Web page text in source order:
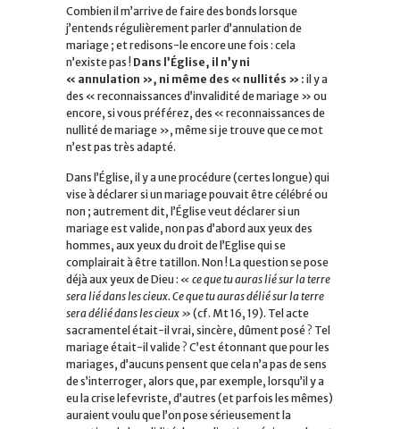
Combien il m’arrive de faire des bonds lorsque
j’entends régulièrement parler d’annulation de
mariage ; et redisons-le encore une fois : cela
n’existe pas ! Dans l’Église, il n’y ni
« annulation », ni même des « nullités » : il y a
des « reconnaissances d’invalidité de mariage » ou
encore, si vous préférez, des « reconnaissances de
nullité de mariage », même si je trouve que ce mot
n’est pas très adapté.
Dans l’Église, il y a une procédure (certes longue) qui
vise à déclarer si un mariage pouvait être célébré ou
non ; autrement dit, l’Église veut déclarer si un
mariage est valide, non pas d’abord aux yeux des
hommes, aux yeux du droit de l’Eglise qui se
complairait à être tatillon. Non ! La question se pose
déjà aux yeux de Dieu : « ce que tu auras lié sur la terre
sera lié dans les cieux. Ce que tu auras délié sur la terre
sera délié dans les cieux » (cf. Mt 16, 19). Tel acte
sacramentel était-il vrai, sincère, dûment posé ? Tel
mariage était-il valide ? C’est étonnant que pour les
mariages, d’aucuns pensent que cela n’a pas de sens
de s’interroger, alors que, par exemple, lorsqu’il y a
eu la crise lefevriste, d’autres (et parfois les mêmes)
auraient voulu que l’on pose sérieusement la